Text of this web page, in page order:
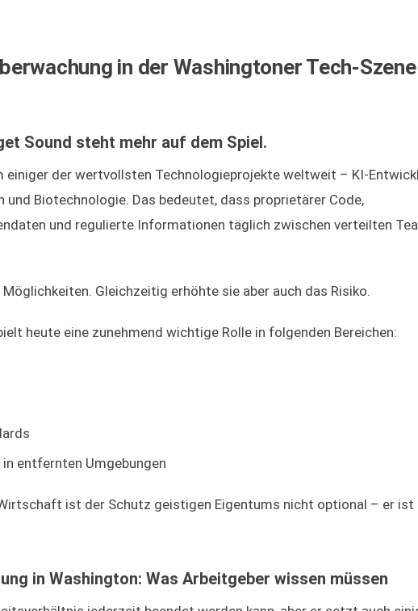
in der Washingtoner Tech-
Sound steht mehr auf dem Spiel.
einiger der wertvollsten Technologieprojekte weltweit – KI-
Biotechnologie. Das bedeutet, dass proprietärer Code,
und regulierte Informationen täglich zwischen verteilten
Gleichzeitig erhöhte sie aber auch das Risiko.
heute eine zunehmend wichtige Rolle in folgenden Bereichen:
entfernten Umgebungen
ist der Schutz geistigen Eigentums nicht optional – er ist
in Washington: Was Arbeitgeber wissen müssen